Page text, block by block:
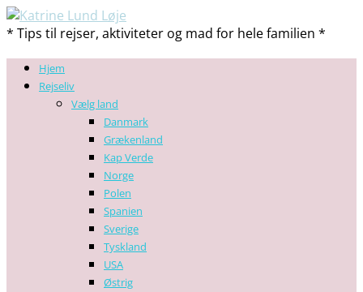
* Tips til rejser, aktiviteter og mad for hele familien *
Hjem
Rejseliv
Vælg land
Danmark
Grækenland
Kap Verde
Norge
Polen
Spanien
Sverige
Tyskland
USA
Østrig